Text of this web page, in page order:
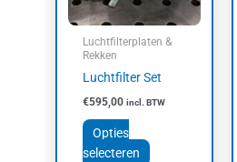
Luchtfilterplaten &
Rekken
Luchtfilter Set
€595,00 incl. BTW
Opties
selecteren
optie
worden